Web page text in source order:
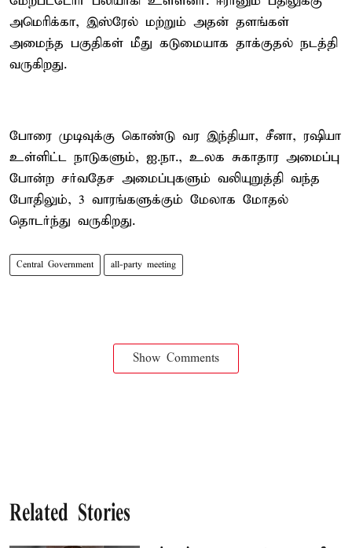
அமெரிக்கா, இஸ்ரேல் மற்றும் அதன் தளங்கள்
அமைந்த பகுதிகள் மீது கடுமையாக தாக்குதல் நடத்தி
வருகிறது.
போரை முடிவுக்கு கொண்டு வர இந்தியா, சீனா, ரஷியா
உள்ளிட்ட நாடுகளும், ஐ.நா., உலக சுகாதார அமைப்பு
போன்ற சர்வதேச அமைப்புகளும் வலியுறுத்தி வந்த
போதிலும், 3 வாரங்களுக்கும் மேலாக மோதல்
தொடர்ந்து வருகிறது.
Central Government all-party meeting
Show Comments
Related Stories